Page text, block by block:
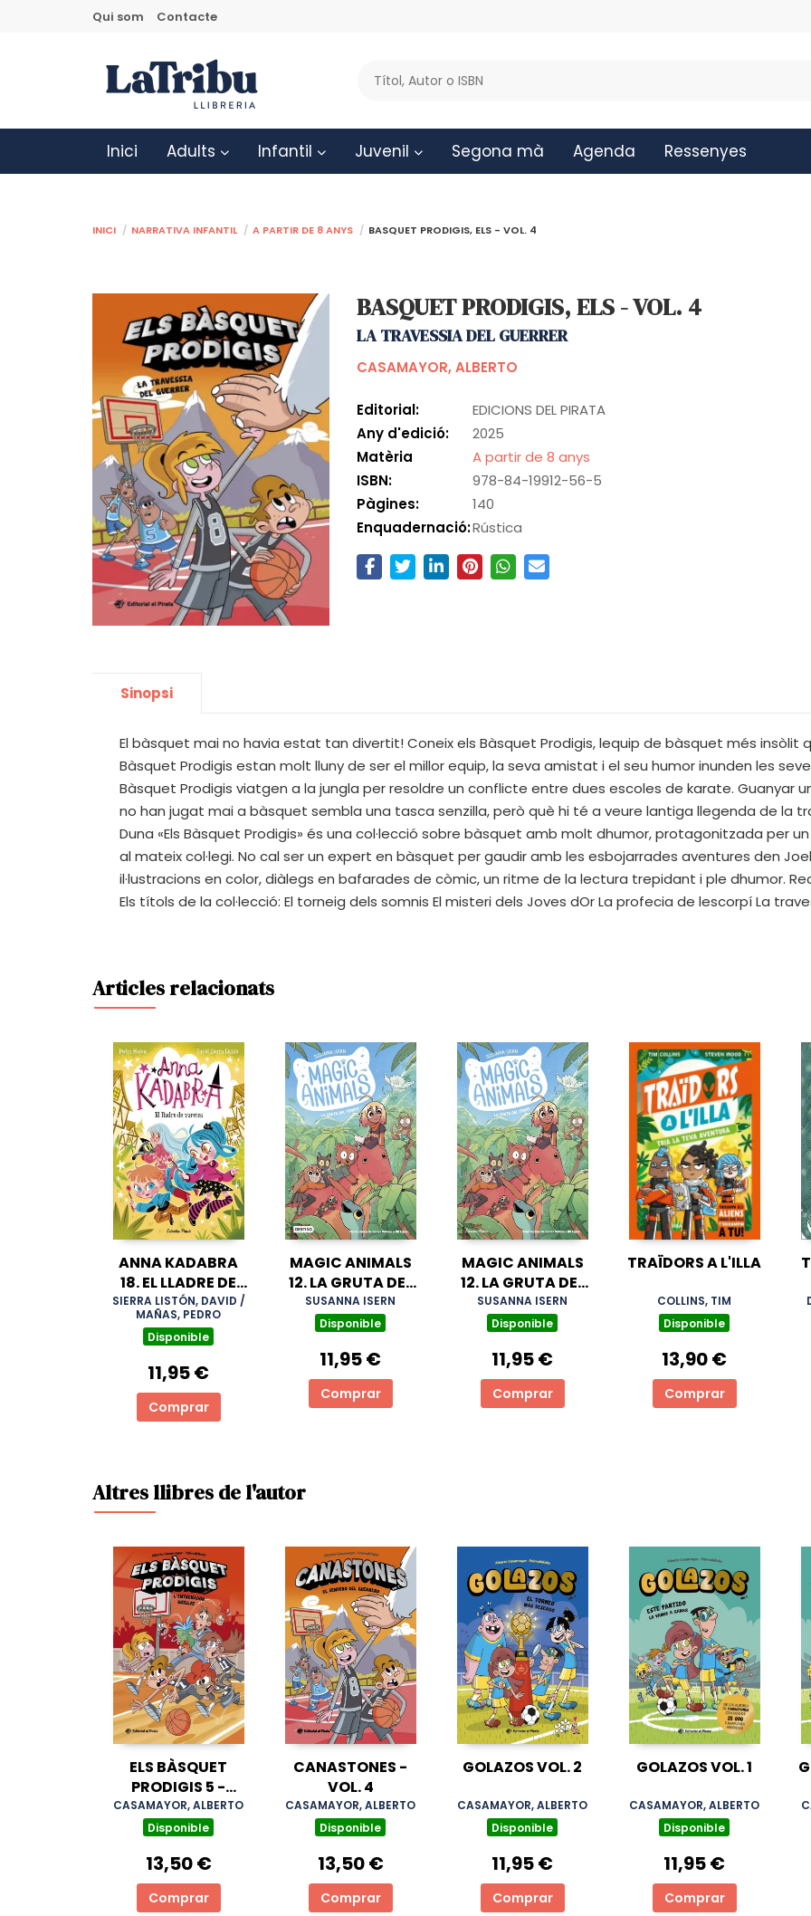
Qui som Contacte
Inici Adults Infantil Juvenil Segona mà Agenda Ressenyes
Inici Narrativa infantil A partir de 8 anys BASQUET PRODIGIS, ELS - VOL. 4
BASQUET PRODIGIS, ELS - VOL. 4
LA TRAVESSIA DEL GUERRER
CASAMAYOR, ALBERTO
Editorial:
EDICIONS DEL PIRATA
Any d'edició:
2025
Matèria
A partir de 8 anys
ISBN:
978-84-19912-56-5
Pàgines:
140
Enquadernació:Rústica
Sinopsi
El bàsquet mai no havia estat tan divertit! Coneix els Bàsquet Prodigis, lequip de bàsquet més insòlit
Bàsquet Prodigis estan molt lluny de ser el millor equip, la seva amistat i el seu humor inunden les
Bàsquet Prodigis viatgen a la jungla per resoldre un conflicte entre dues escoles de karate. Guanyar
no han jugat mai a bàsquet sembla una tasca senzilla, però què hi té a veure lantiga llegenda de la
Duna «Els Bàsquet Prodigis» és una col·lecció sobre bàsquet amb molt dhumor, protagonitzada per
al mateix col·legi. No cal ser un expert en bàsquet per gaudir amb les esbojarrades aventures den
il·lustracions en color, diàlegs en bafarades de còmic, un ritme de la lectura trepidant i ple dhumor.
Els títols de la col·lecció: El torneig dels somnis El misteri dels Joves dOr La profecia de lescorpí La
Articles relacionats
ANNA KADABRA
18. EL LLADRE DE
VARETES
SIERRA LISTÓN, DAVID /
MAÑAS, PEDRO
Disponible
11,95 €
Comprar
MAGIC ANIMALS
12. LA GRUTA DEL
TIEMPO
SUSANNA ISERN
Disponible
11,95 €
Comprar
MAGIC ANIMALS
12. LA GRUTA DEL
TEMPS
SUSANNA ISERN
Disponible
11,95 €
Comprar
TRAÏDORS A L'ILLA
COLLINS, TIM
Disponible
13,90 €
Comprar
Altres llibres de l'autor
ELS BÀSQUET
PRODIGIS 5 -
L'ENTRENADOR
GUILLAT
CASAMAYOR, ALBERTO
Disponible
13,50 €
Comprar
CANASTONES -
VOL. 4
CASAMAYOR, ALBERTO
Disponible
13,50 €
Comprar
GOLAZOS VOL. 2
CASAMAYOR, ALBERTO
Disponible
11,95 €
Comprar
GOLAZOS VOL. 1
CASAMAYOR, ALBERTO
Disponible
11,95 €
Comprar